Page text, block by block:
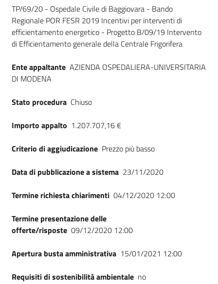
English
site
su
Dati del bando
TP/69/20 - Ospedale Civile di Baggiovara - Bando
Regionale POR FESR 2019 Incentivi per interventi di
efficientamento energetico - Progetto B/09/19 Intervento
di Efficientamento generale della Centrale Frigorifera
Ente appaltante AZIENDA OSPEDALIERA-UNIVERSITARIA
DI MODENA
Stato procedura Chiuso
Importo appalto 1.207.707,16 €
Criterio di aggiudicazione Prezzo più basso
Data di pubblicazione a sistema 23/11/2020
Termine richiesta chiarimenti 04/12/2020 12:00
Termine presentazione delle
offerte/risposte 09/12/2020 12:00
Apertura busta amministrativa 15/01/2021 12:00
Requisiti di sostenibilità ambientale no